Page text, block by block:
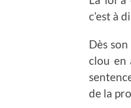
c’est à
Dès
clou en
de la